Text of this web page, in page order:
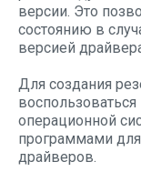
версии. Это
состоянию в
версией
Для создания
операционной
программами
драйверов.